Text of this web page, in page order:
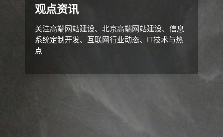
观点资讯
关注高端网站建设、北京高端网站建设、信息
系统定制开发、互联网行业动态、IT技术与热
点